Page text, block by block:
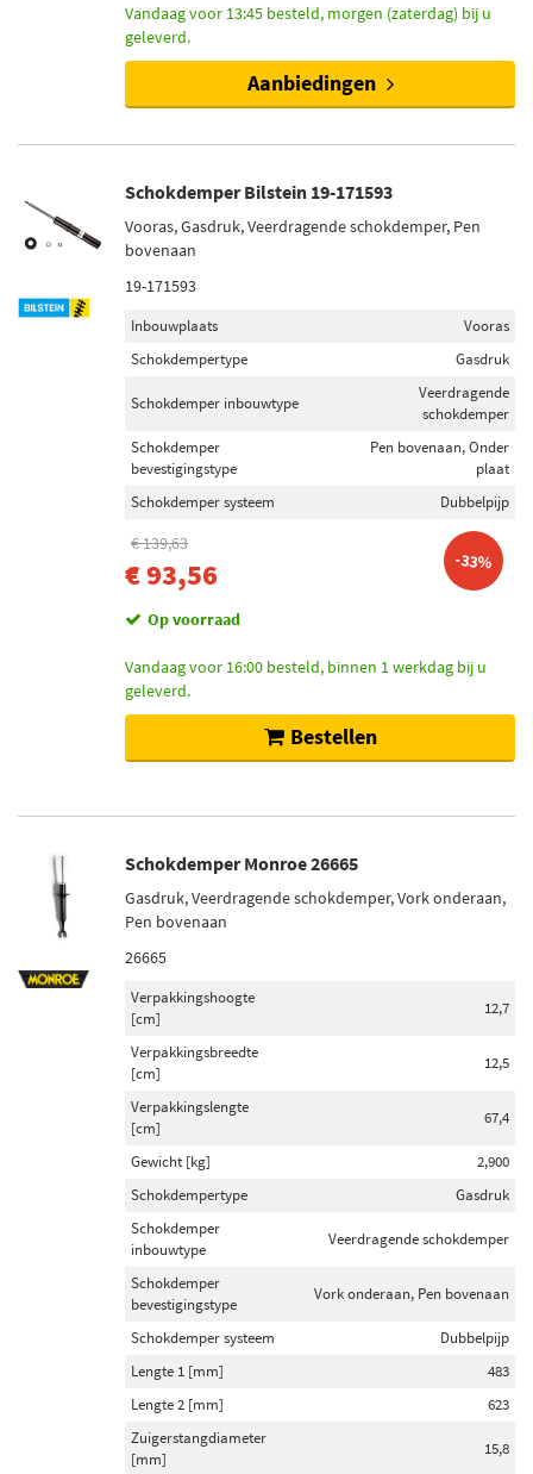
Vandaag voor 13:45 besteld, morgen (zaterdag) bij u
geleverd.
Aanbiedingen
Schokdemper Bilstein 19-171593
Vooras, Gasdruk, Veerdragende schokdemper, Pen
bovenaan
19-171593
Inbouwplaats
Vooras
Schokdempertype
Gasdruk
Schokdemper inbouwtype
Veerdragende
schokdemper
Schokdemper
bevestigingstype
Pen bovenaan, Onder
plaat
Schokdemper systeem
Dubbelpijp
€ 139,63
€ 93,56 -33%
Op voorraad
Vandaag voor 16:00 besteld, binnen 1 werkdag bij u
geleverd.
Bestellen
Schokdemper Monroe 26665
Gasdruk, Veerdragende schokdemper, Vork onderaan,
Pen bovenaan
26665
Verpakkingshoogte
[cm]
12,7
Verpakkingsbreedte
[cm]
12,5
Verpakkingslengte
[cm]
67,4
Gewicht [kg]
2,900
Schokdempertype
Gasdruk
Schokdemper
inbouwtype
Veerdragende schokdemper
Schokdemper
bevestigingstype
Vork onderaan, Pen bovenaan
Schokdemper systeem
Dubbelpijp
Lengte 1 [mm]
483
Lengte 2 [mm]
623
Zuigerstangdiameter
[mm]
15,8